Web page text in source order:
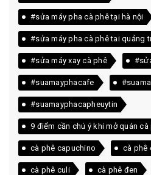
#sửa máy pha cà phê tại hà nội
#sửa máy pha cà phê tai quảng
#sửa máy xay cà phê
#suamayphacafe
#suamayphacapheuytin
9 điểm cần chú ý khi mở quán cà
cà phê capuchino cà phê
cà phê culi cà phê đen